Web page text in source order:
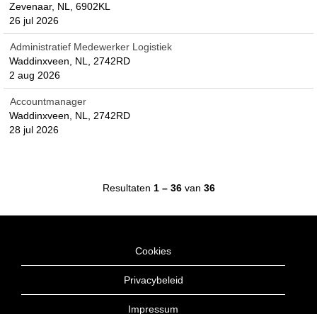
Zevenaar, NL, 6902KL
26 jul 2026
Administratief Medewerker Logistiek
Waddinxveen, NL, 2742RD
2 aug 2026
Accountmanager
Waddinxveen, NL, 2742RD
28 jul 2026
Resultaten 1 – 36van 36
Cookies
Privacybeleid
Impressum